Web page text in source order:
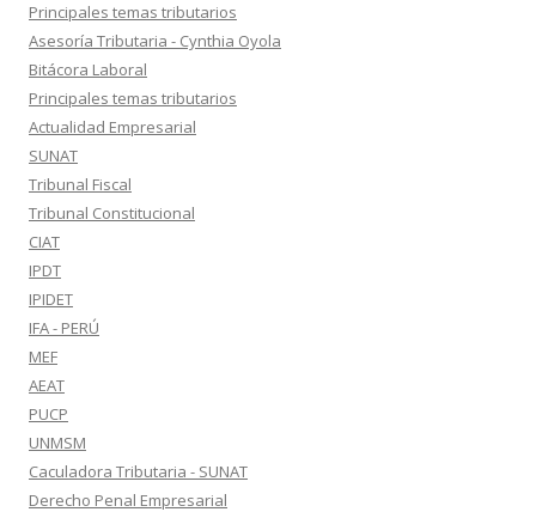
Principales temas tributarios
Asesoría Tributaria - Cynthia Oyola
Bitácora Laboral
Principales temas tributarios
Actualidad Empresarial
SUNAT
Tribunal Fiscal
Tribunal Constitucional
CIAT
IPDT
IPIDET
IFA - PERÚ
MEF
AEAT
PUCP
UNMSM
Caculadora Tributaria - SUNAT
Derecho Penal Empresarial